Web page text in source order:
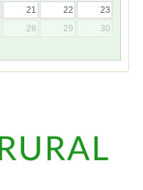
21 22
23
28 29
30